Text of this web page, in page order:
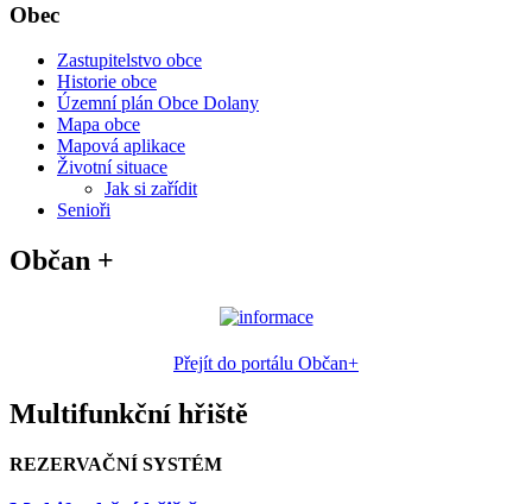
Obec
Zastupitelstvo obce
Historie obce
Územní plán Obce Dolany
Mapa obce
Mapová aplikace
Životní situace
Jak si zařídit
Senioři
Občan +
Přejít do portálu Občan+
Multifunkční hřiště
REZERVAČNÍ SYSTÉM